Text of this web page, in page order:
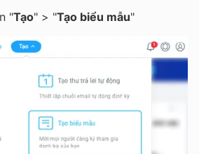
"Tạo" > "Tạo biểu mẫu"